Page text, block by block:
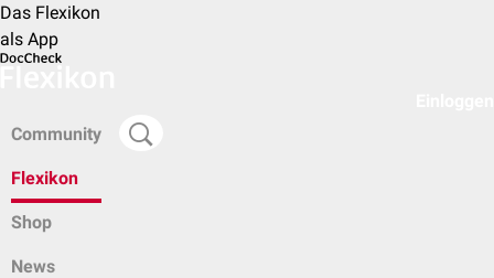
Das Flexikon
als App
Community
Flexikon
Shop
News